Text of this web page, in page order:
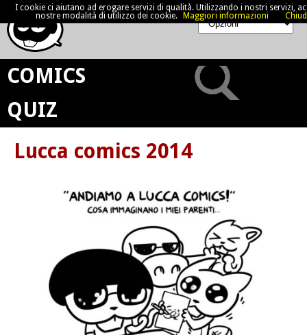
COMICS
QUIZ
Lucca comics 2014
I cookie ci aiutano ad erogare servizi di qualità. Utilizzando i nostri servizi,
nostre modalità di utilizzo dei cookie.
Maggiori informazioni